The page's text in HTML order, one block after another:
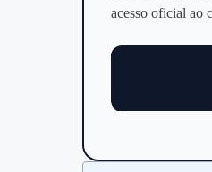
acesso oficial ao